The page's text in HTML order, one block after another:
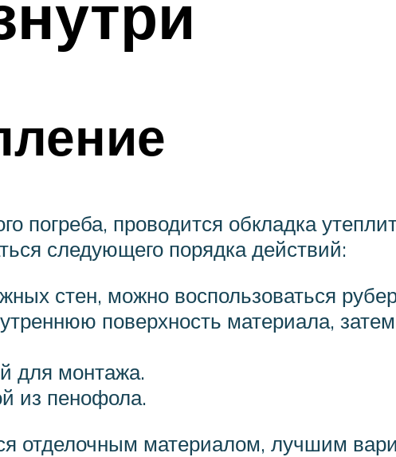
погреба, проводится обкладка
следующего порядка действий:
стен, можно воспользоваться
поверхность материала,
для монтажа.
из пенофола.
отделочным материалом, лучшим